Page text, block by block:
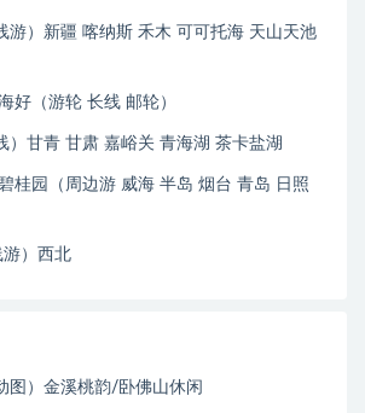
游）新疆 喀纳斯 禾木 可可托海 天山天池
好（游轮 长线 邮轮）
）甘青 甘肃 嘉峪关 青海湖 茶卡盐湖
桂园（周边游 威海 半岛 烟台 青岛 日照
游）西北
图）金溪桃韵/卧佛山休闲